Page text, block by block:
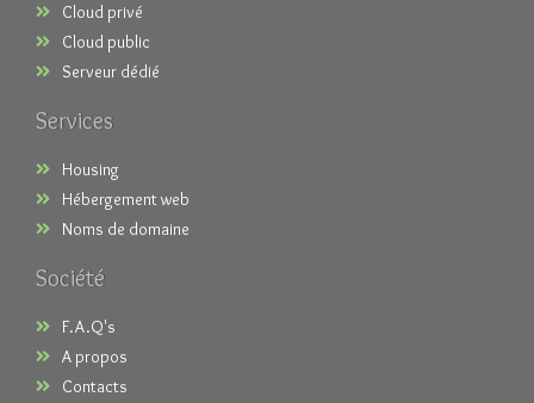
Cloud privé
Cloud public
Serveur dédié
Services
Housing
Hébergement web
Noms de domaine
Société
F.A.Q's
A propos
Contacts